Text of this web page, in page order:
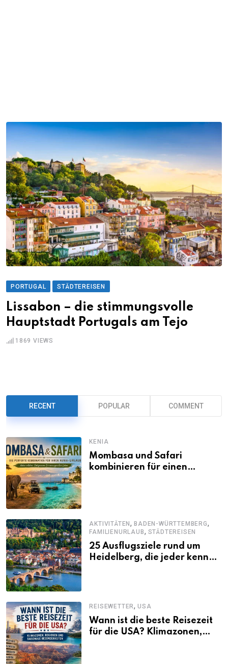
PORTUGAL STÄDTEREISEN
Lissabon – die stimmungsvolle
Hauptstadt Portugals am Tejo
1869 VIEWS
RECENT POPULAR COMMENT
KENIA
Mombasa und Safari
kombinieren für einen
AKTIVITÄTEN,BADEN-WÜRTTEMBERG,
FAMILIENURLAUB, STÄDTEREISEN
25 Ausflugsziele rund um
Heidelberg, die jeder kennen
REISEWETTER,USA
Wann ist die beste Reisezeit
für die USA? Klimazonen,